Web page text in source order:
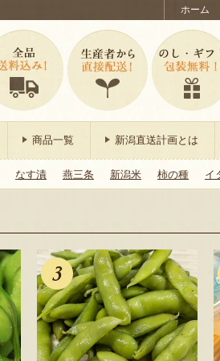
ホーム
商品一覧 新潟直送計画とは
なす漬 燕三条 新潟米 柿の種 イ